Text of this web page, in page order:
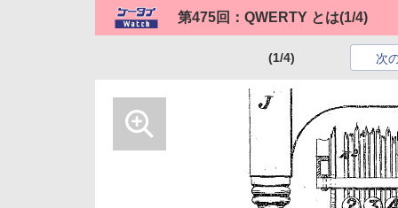
第475回：QWERTY とは(1/4)
(1/4) 次